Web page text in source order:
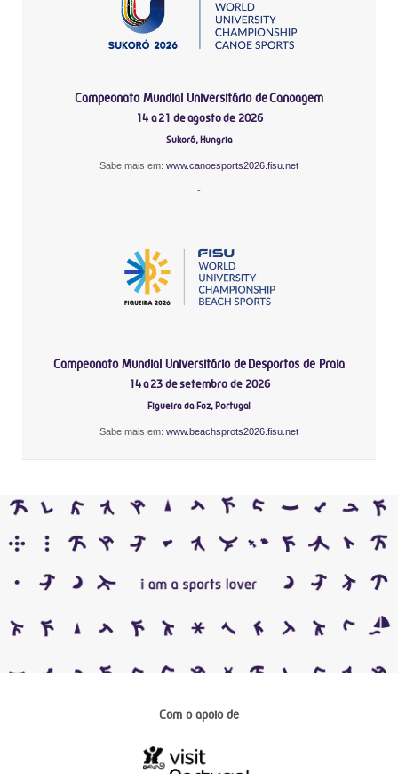
Campeonato Mundial Universitário de Canoagem
14 a 21 de agosto de 2026
Sukoró, Hungria
Sabe mais em: www.canoesports2026.fisu.net
-
Campeonato Mundial Universitário de Desportos de Praia
14 a 23 de setembro de 2026
Figueira da Foz, Portugal
Sabe mais em: www.beachsprots2026.fisu.net
Com o apoio de